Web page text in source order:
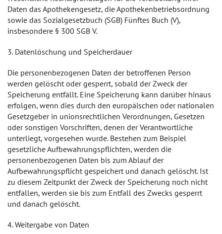
Daten das Apothekengesetz, die Apothekenbetriebsordnung
sowie das Sozialgesetzbuch (SGB) Fünftes Buch (V),
insbesondere § 300 SGB V.
3. Datenlöschung und Speicherdauer
Die personenbezogenen Daten der betroffenen Person
werden gelöscht oder gesperrt, sobald der Zweck der
Speicherung entfällt. Eine Speicherung kann darüber hinaus
erfolgen, wenn dies durch den europäischen oder nationalen
Gesetzgeber in unionsrechtlichen Verordnungen, Gesetzen
oder sonstigen Vorschriften, denen der Verantwortliche
unterliegt, vorgesehen wurde. Bestehen zum Beispiel
gesetzliche Aufbewahrungspflichten, werden die
personenbezogenen Daten bis zum Ablauf der
Aufbewahrungspflicht gespeichert und danach gelöscht. Ist
zu diesem Zeitpunkt der Zweck der Speicherung noch nicht
entfallen, werden sie bis zum Entfall des Zwecks gesperrt
und danach gelöscht.
4. Weitergabe von Daten